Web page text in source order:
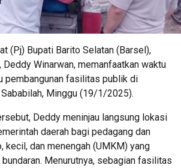
(Pj) Bupati Barito Selatan (Barsel),
Deddy Winarwan, memanfaatkan waktu
pembangunan fasilitas publik di
Minggu (19/1/2025).
Deddy meninjau langsung lokasi
daerah bagi pedagang dan
kecil, dan menengah (UMKM) yang
Menurutnya, sebagian fasilitas